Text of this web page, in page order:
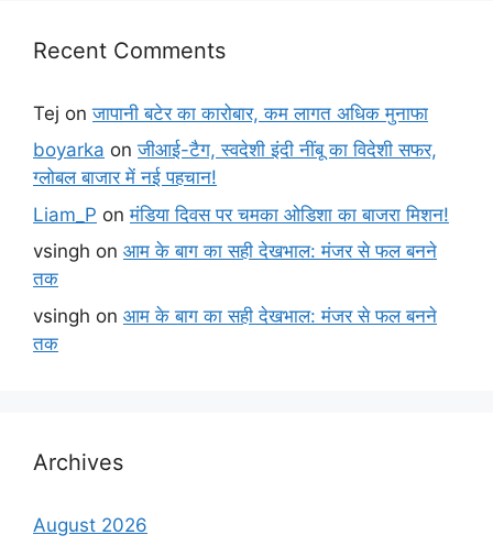
Recent Comments
Tej onजापानी बटेर का कारोबार, कम लागत अधिक मुनाफा
boyarka onजीआई-टैग, स्वदेशी इंदी नींबू का विदेशी सफर,
ग्लोबल बाजार में नई पहचान!
Liam_P onमंडिया दिवस पर चमका ओडिशा का बाजरा मिशन!
vsingh on आम के बाग का सही देखभाल: मंजर से फल बनने
तक
vsingh on आम के बाग का सही देखभाल: मंजर से फल बनने
तक
Archives
August 2026